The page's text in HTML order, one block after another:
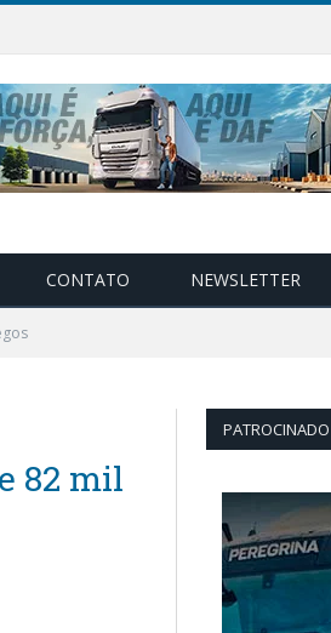
CONTATO NEWSLETTER
82 mil
PATROCINADO